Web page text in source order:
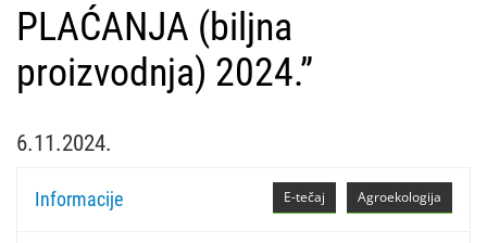
PLAĆANJA (biljna
proizvodnja) 2024.”
6.11.2024.
Agroekologija
E-tečaj
Informacije